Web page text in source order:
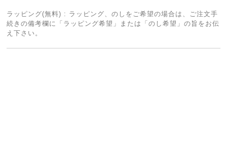
ラッピング(無料) : ラッピング、のしをご希望の場合は、ご注文手
続きの備考欄に「ラッピング希望」または「のし希望」の旨をお伝
え下さい。